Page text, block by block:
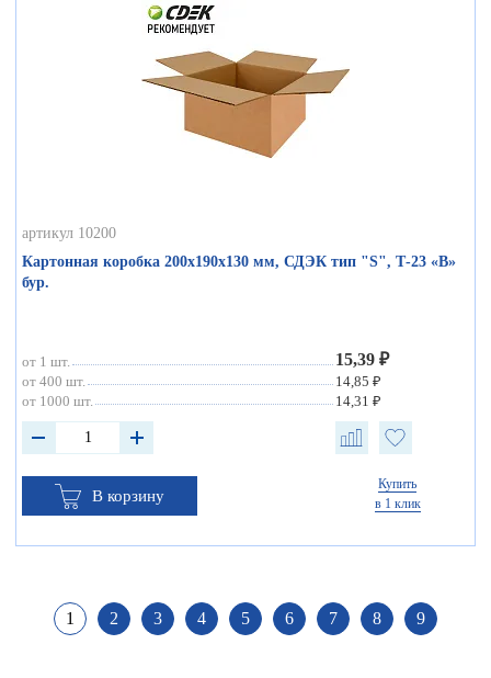
артикул 10200
Картонная коробка 200х190х130 мм, СДЭК тип "S", Т-23 «В»
бур.
от 1 шт. 15,39 ₽
от 400 шт.
14,85 ₽
от 1000 шт.
14,31 ₽
В корзину
Купить
в 1 клик
1 2 3 4 5 6 7 8 9